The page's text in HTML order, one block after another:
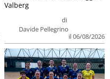
di
Davide Pellegrino
il 06/08/2026
Valberg